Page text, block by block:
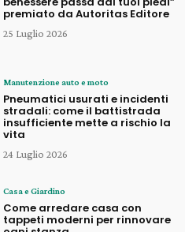
premiato da Autoritas Editore
25 Luglio 2026
Manutenzione auto e moto
Pneumatici usurati e incidenti
stradali: come il battistrada
insufficiente mette a rischio la
vita
24 Luglio 2026
Casa e Giardino
Come arredare casa con
tappeti moderni per rinnovare